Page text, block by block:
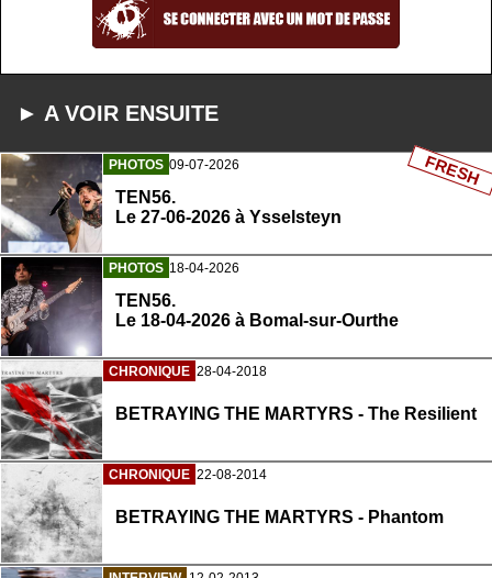
► A VOIR ENSUITE
PHOTOS 09-07-2026
TEN56.
Le 27-06-2026 à Ysselsteyn
FRESH
PHOTOS 18-04-2026
TEN56.
Le 18-04-2026 à Bomal-sur-Ourthe
CHRONIQUE 28-04-2018
BETRAYING THE MARTYRS - The Resilient
CHRONIQUE 22-08-2014
BETRAYING THE MARTYRS - Phantom